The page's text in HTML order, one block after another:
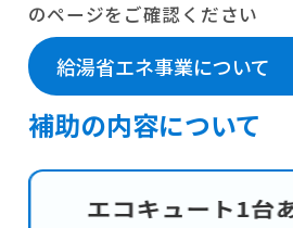
のページをご確認ください
給湯省エネ事業につい
補助の内容について